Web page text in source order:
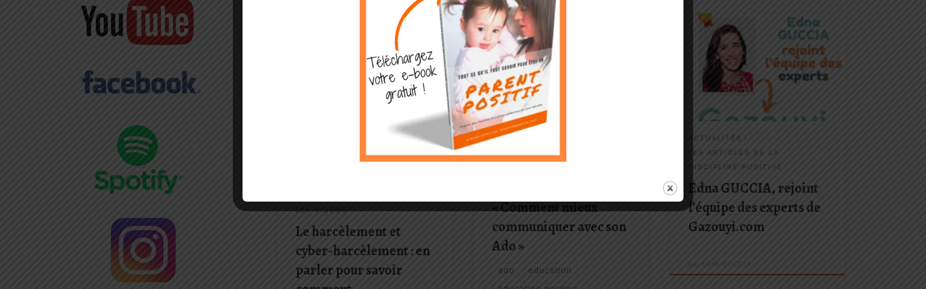
La lutte contre le harcèlement se fait
au quotidien, il existe des solutions et
c’est important de les connaître. Dans
cette conférence, je vous propose
d’évoquer avec vous ce phénomène
dans ses mécanismes, les risques et
LES VIDÉOS
Le harcèlement et
cyber-harcèlement : en
parler pour savoir
En partenariat avec la plateforme
Parent Pour Demain, nous vous avons
proposé cette Masterclass Durant
cette intervention d’environ 1 heure, je
vous propose des outils concrets à
tester avec votre ado pour recréer du
lien avec lui. Je vous aide […]
ACTUALITÉS
« Comment mieux
communiquer avec son
Ado »
ado education
C’est avec un immense plaisir que je
vous annonce que je rejoins l’équipe
des experts de Gazouyi. vous pouvez
consulter ma fiche en cliquant ICI ou
sur l’image ci-dessous Gazouyi est
une application qui propose aux
parents de disposer de […]
ACTUALITÉS
LES ARTICLES DE LA
DISCIPLINE POSITIVE
Edna GUCCIA, rejoint
l’équipe des experts de
Gazouyi.com
par Edna GUCCIA